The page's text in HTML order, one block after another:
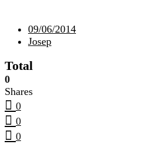
09/06/2014
Josep
Total
0
Shares
0
0
0